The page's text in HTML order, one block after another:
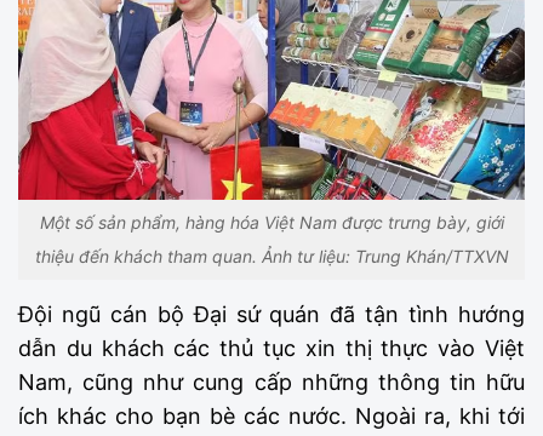
Một số sản phẩm, hàng hóa Việt Nam được trưng bày, giới
thiệu đến khách tham quan. Ảnh tư liệu: Trung Khán/TTXVN
Đội ngũ cán bộ Đại sứ quán đã tận tình hướng
dẫn du khách các thủ tục xin thị thực vào Việt
Nam, cũng như cung cấp những thông tin hữu
ích khác cho bạn bè các nước. Ngoài ra, khi tới